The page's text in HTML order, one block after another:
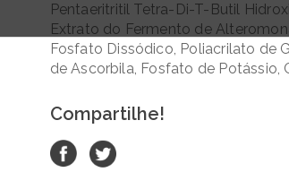
Pentaeritritil Tetra-Di-T-Butil
Extrato do Fermento de
Fosfato Dissódico, Poliacrilato de
de Ascorbila, Fosfato de Potássio,
Compartilhe!